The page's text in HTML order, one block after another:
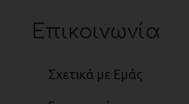
Επικοινωνία
Σχετικά με Εμάς